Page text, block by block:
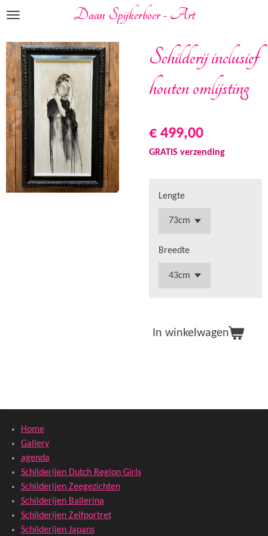
Ga
naar
de
hoofdinhoud
Daan Spijkerboer - Art
Schilderij inclusief
houten omlijsting
€ 499,00
GRATIS verzending
Lengte
Breedte
In winkelwagen
Home
Gallery
agenda
Schilderijen Dutch Region Girls
Schilderijen Zeegezichten
Schilderijen Ballerina
Schilderijen Zelfportret
Schilderijen Japans